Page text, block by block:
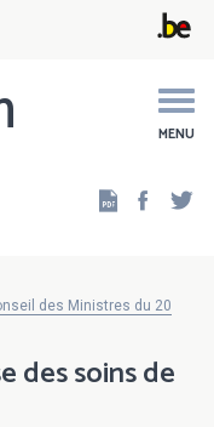
MENU
des Ministres du 20
des soins de